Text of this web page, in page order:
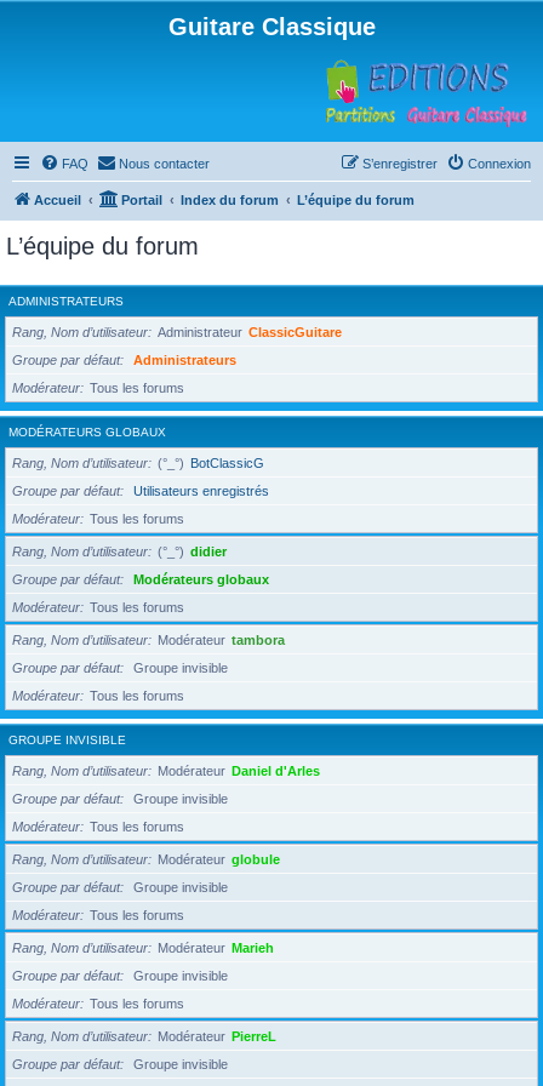
Guitare Classique
FAQ Nous contacter Connexion
S’enregistrer
Accueil Portail Index du forum L’équipe du forum
L’équipe du forum
ADMINISTRATEURS
Rang, Nom d’utilisateur Administrateur ClassicGuitare
Groupe par défaut
Administrateurs
Modérateur
Tous les forums
MODÉRATEURS GLOBAUX
Rang, Nom d’utilisateur (°_°) BotClassicG
Groupe par défaut
Utilisateurs enregistrés
Modérateur
Tous les forums
Rang, Nom d’utilisateur (°_°) didier
Groupe par défaut
Modérateurs globaux
Modérateur
Tous les forums
Rang, Nom d’utilisateur Modérateur tambora
Groupe par défaut
Groupe invisible
Modérateur
Tous les forums
GROUPE INVISIBLE
Rang, Nom d’utilisateur Modérateur Daniel d'Arles
Groupe par défaut
Groupe invisible
Modérateur
Tous les forums
Rang, Nom d’utilisateur Modérateur globule
Groupe par défaut
Groupe invisible
Modérateur
Tous les forums
Rang, Nom d’utilisateur Modérateur Marieh
Groupe par défaut
Groupe invisible
Modérateur
Tous les forums
Rang, Nom d’utilisateur Modérateur PierreL
Groupe par défaut
Groupe invisible